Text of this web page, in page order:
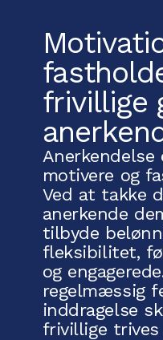
frivillige
motivere og
Ved at takke
anerkende
tilbyde
fleksibilitet,
og
regelmæssig
inddragelse
frivillige